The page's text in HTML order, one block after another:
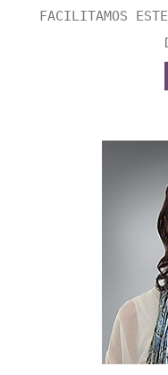
FACILITAMOS